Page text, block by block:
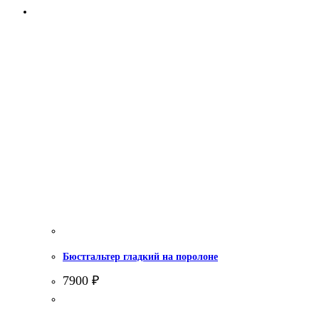
Бюстгальтер гладкий на поролоне
7900 ₽